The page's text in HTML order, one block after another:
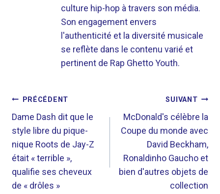
culture hip-hop à travers son média.
Son engagement envers
l'authenticité et la diversité musicale
se reflète dans le contenu varié et
pertinent de Rap Ghetto Youth.
NAVIGATION
DE
L’ARTICLE
PRÉCÉDENT
Dame Dash dit que le
style libre du pique-
nique Roots de Jay-Z
était « terrible »,
qualifie ses cheveux
de « drôles »
SUIVANT
McDonald's célèbre la
Coupe du monde avec
David Beckham,
Ronaldinho Gaucho et
bien d'autres objets de
collection